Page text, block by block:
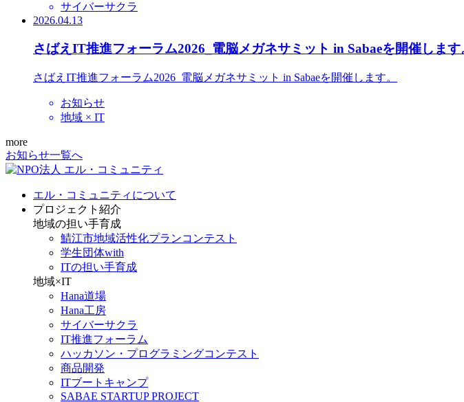
サイバーサクラ
2026.04.13
さばえIT推進フォーラム2026_電脳メガネサミット in Sabaeを開催します
さばえIT推進フォーラム2026_電脳メガネサミット in Sabaeを開催します。
お知らせ
地域 × IT
more
お知らせ一覧へ
エル・コミュニティについて
プロジェクト紹介
地域の担い手育成
鯖江市地域活性化プランコンテスト
学生団体with
ITの担い手育成
地域×IT
Hana道場
Hana工房
サイバーサクラ
IT推進フォーラム
ハッカソン・プログラミングコンテスト
商品開発
ITブートキャンプ
SABAE STARTUP PROJECT